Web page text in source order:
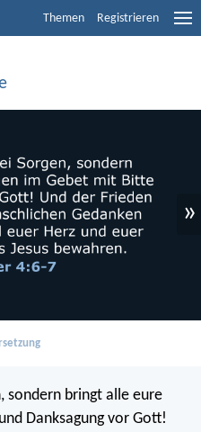
Themen Registrieren
»
sondern bringt alle eure
Danksagung vor Gott!